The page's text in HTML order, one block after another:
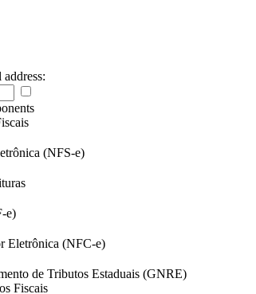
(NFS-e)
e)
Eletrônica (NFC-e)
de Tributos Estaduais (GNRE)
Fiscais